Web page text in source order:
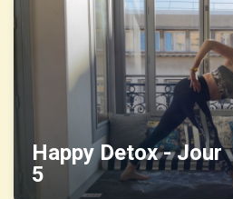
Happy Detox - Jour
5